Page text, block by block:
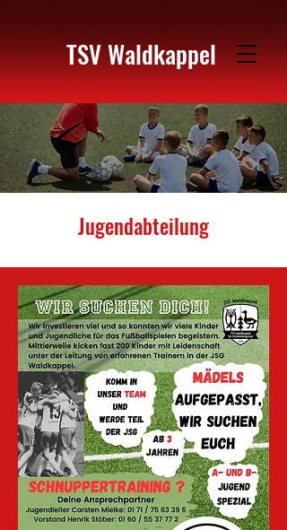
TSV Waldkappel
Jugendabteilung